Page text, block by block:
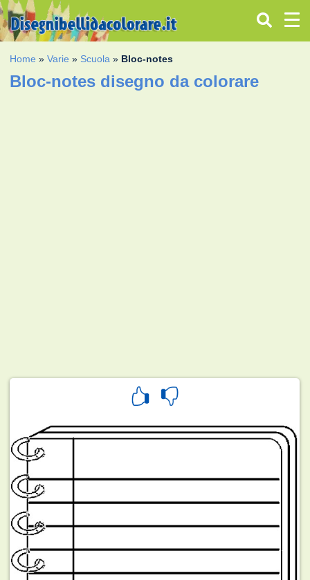
Home »Varie » Scuola » Bloc-notes
Bloc-notes disegno da colorare